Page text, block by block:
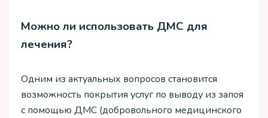
Можно ли использовать ДМС для
лечения?
Одним из актуальных вопросов становится
возможность покрытия услуг по выводу из запоя
с помощью ДМС (добровольного медицинского